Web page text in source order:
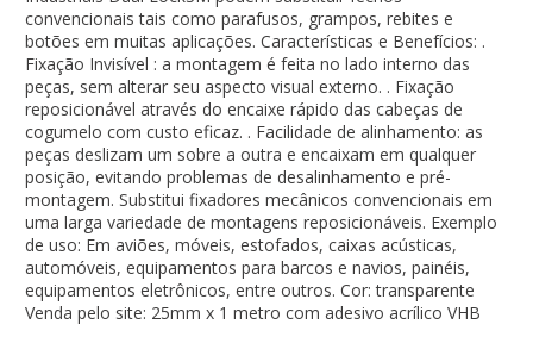
convencionais tais como parafusos, grampos, rebites e
botões em muitas aplicações. Características e Benefícios: .
Fixação Invisível : a montagem é feita no lado interno das
peças, sem alterar seu aspecto visual externo. . Fixação
reposicionável através do encaixe rápido das cabeças de
cogumelo com custo eficaz. . Facilidade de alinhamento: as
peças deslizam um sobre a outra e encaixam em qualquer
posição, evitando problemas de desalinhamento e pré-
montagem. Substitui fixadores mecânicos convencionais em
uma larga variedade de montagens reposicionáveis. Exemplo
de uso: Em aviões, móveis, estofados, caixas acústicas,
automóveis, equipamentos para barcos e navios, painéis,
equipamentos eletrônicos, entre outros. Cor: transparente
Venda pelo site: 25mm x 1 metro com adesivo acrílico VHB